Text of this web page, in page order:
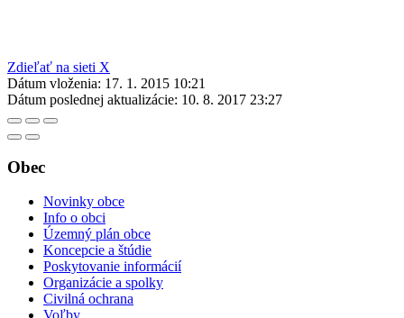
Zdieľať na sieti X
Dátum vloženia: 17. 1. 2015 10:21
Dátum poslednej aktualizácie: 10. 8. 2017 23:27
Obec
Novinky obce
Info o obci
Územný plán obce
Koncepcie a štúdie
Poskytovanie informácií
Organizácie a spolky
Civilná ochrana